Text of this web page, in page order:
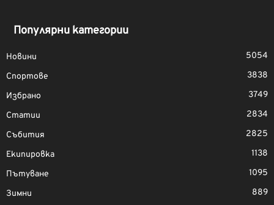
Популярни категории
Новини
5054
Спортове
3838
Избрано
3749
Статии
2834
Събития
2825
Екипировка
1138
Пътуване
1095
Зимни
889